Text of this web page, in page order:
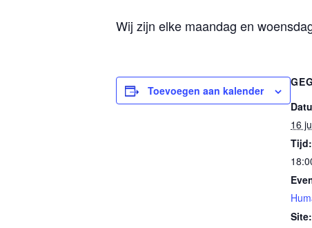
Wij zijn elke maandag en
Toevoegen aan kalender
16
Tijd:
Site: